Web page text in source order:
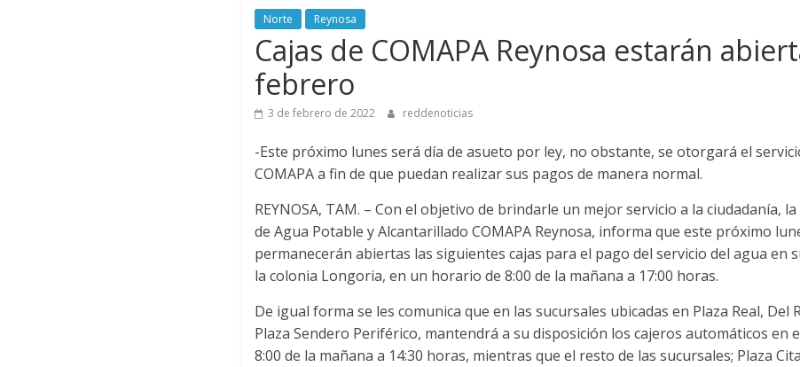
Norte Reynosa
Cajas de COMAPA Reynosa estarán
febrero
3 de febrero de 2022 reddenoticias
-Este próximo lunes será día de asueto por ley, no obstante, se otorgará el
COMAPA a fin de que puedan realizar sus pagos de manera normal.
REYNOSA, TAM. – Con el objetivo de brindarle un mejor servicio a la ciudadanía,
de Agua Potable y Alcantarillado COMAPA Reynosa, informa que este próximo
permanecerán abiertas las siguientes cajas para el pago del servicio del agua en
la colonia Longoria, en un horario de 8:00 de la mañana a 17:00 horas.
De igual forma se les comunica que en las sucursales ubicadas en Plaza Real, Del
Plaza Sendero Periférico, mantendrá a su disposición los cajeros automáticos en
8:00 de la mañana a 14:30 horas, mientras que el resto de las sucursales; Plaza